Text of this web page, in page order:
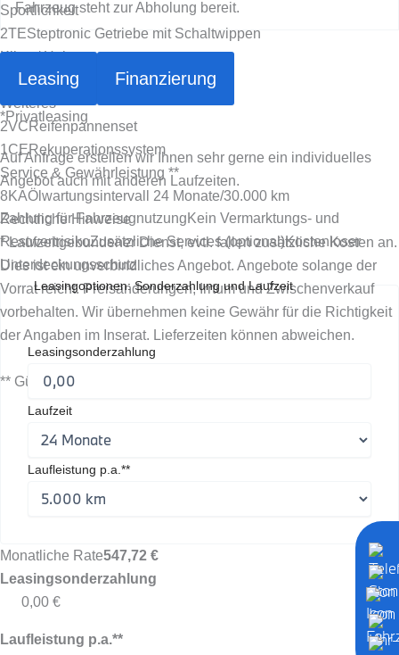
Sportlichkeit
2TESteptronic Getriebe mit Schaltwippen
Klima/ Heizung
534Klimaautomatik
Weiteres
2VC Reifenpannenset
1CERekuperationssystem
Service & Gewährleistung **
8KAÖlwartungsintervall 24 Monate/30.000 km
Rechtliche Hinweise
* Laufzeitgebundener Dienst, evtl. fallen zusätzliche Kosten an.
Dies ist ein unverbindliches Angebot. Angebote solange der
Vorrat reicht. Preisänderungen, Irrtum und Zwischenverkauf
vorbehalten. Wir übernehmen keine Gewähr für die Richtigkeit
der Angaben im Inserat. Lieferzeiten können abweichen.
** Gültig ab Erstzulassung
Fahrzeug steht zur Abholung bereit.
Leasing Finanzierung
*Privatleasing
Auf Anfrage erstellen wir Ihnen sehr gerne ein individuelles
Angebot auch mit anderen Laufzeiten.
Zahlung für Fahrzeugnutzung Kein Vermarktungs- und
RestwertrisikoZusätzliche Services (optional)Kostenloser
Unterdeckungsschutz
Leasingoptionen: Sonderzahlung und Laufzeit
Leasingsonderzahlung
Laufzeit
Laufleistung p.a.**
Monatliche Rate547,72 €
Leasingsonderzahlung
0,00 €
Laufleistung p.a.**